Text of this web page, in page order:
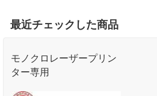
最近チェックした商品
モノクロレーザープリン
ター専用